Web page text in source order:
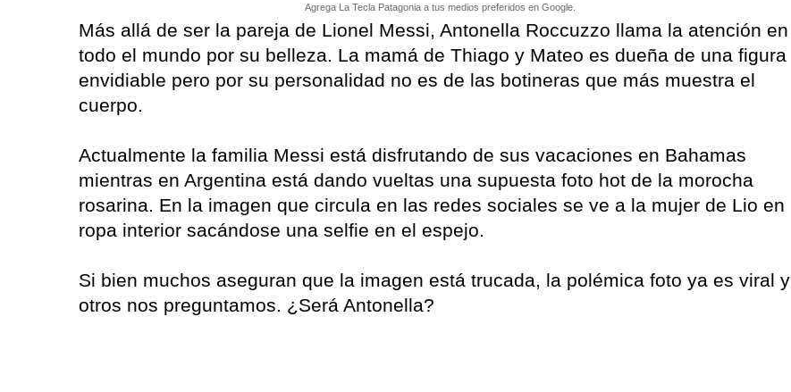
Agrega La Tecla Patagonia a tus medios preferidos en Google.
Más allá de ser la pareja de Lionel Messi, Antonella Roccuzzo llama la atención en
todo el mundo por su belleza. La mamá de Thiago y Mateo es dueña de una figura
envidiable pero por su personalidad no es de las botineras que más muestra el
cuerpo.
Actualmente la familia Messi está disfrutando de sus vacaciones en Bahamas
mientras en Argentina está dando vueltas una supuesta foto hot de la morocha
rosarina. En la imagen que circula en las redes sociales se ve a la mujer de Lio en
ropa interior sacándose una selfie en el espejo.
Si bien muchos aseguran que la imagen está trucada, la polémica foto ya es viral y
otros nos preguntamos. ¿Será Antonella?